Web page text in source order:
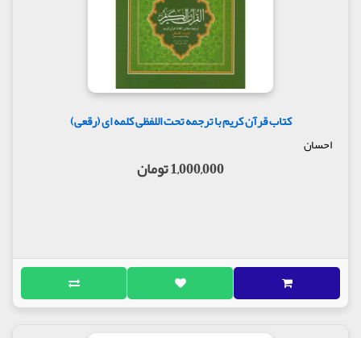
کتاب قرآن کریم با ترجمه تحت اللفظی کلمه ای (رقعی)
احسان
1,000,000 تومان